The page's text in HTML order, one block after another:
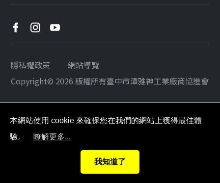
隱私權政策
網站導覽
Copyright© 2026 版權所有臺中市潭雅神工業廠商協進會
本網站使用 cookie 來確保您在我們的網站上獲得最佳體
驗。
瞭解更多...
我知道了